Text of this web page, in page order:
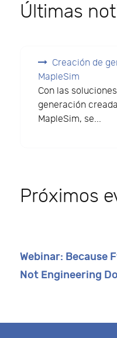
Últimas
Creación de
MapleSim
Con las
generación
MapleSim, se...
Próximos
Webinar: Because
Not Engineering